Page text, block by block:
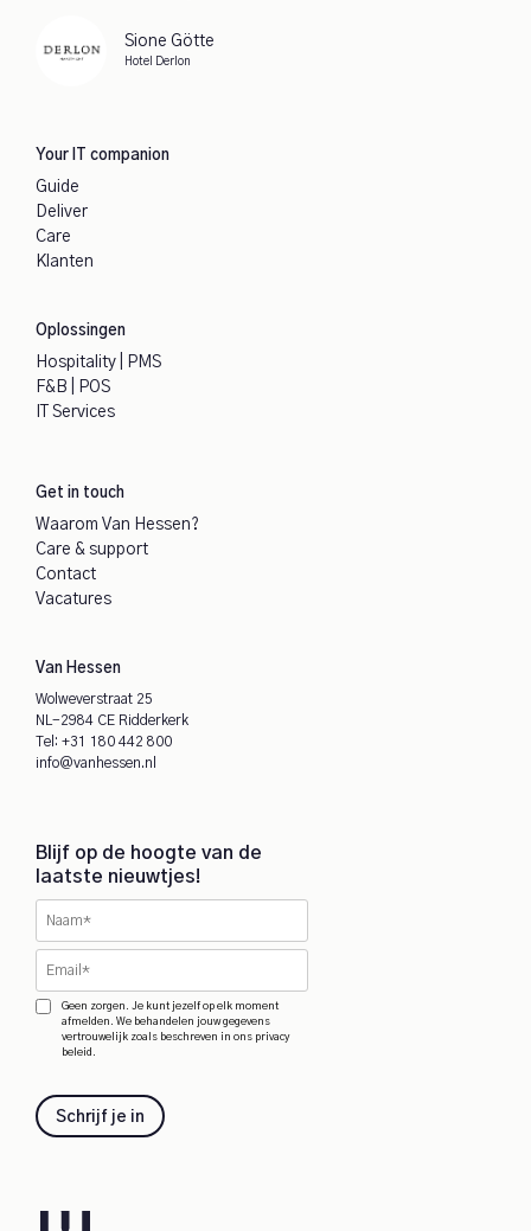
Sione Götte
Hotel Derlon
Your IT companion
Guide
Deliver
Care
Klanten
Oplossingen
Hospitality | PMS
F&B | POS
IT Services
Get in touch
Waarom Van Hessen?
Care & support
Contact
Vacatures
Van Hessen
Wolweverstraat 25
NL-2984 CE Ridderkerk
Tel: +31 180 442 800
info@vanhessen.nl
Blijf op de hoogte van de
laatste nieuwtjes!
Geen zorgen. Je kunt jezelf op elk moment
afmelden. We behandelen jouw gegevens
vertrouwelijk zoals beschreven in ons privacy
beleid.
Schrijf je in